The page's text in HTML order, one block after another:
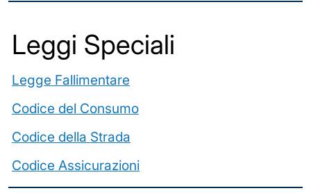
Leggi Speciali
Legge Fallimentare
Codice del Consumo
Codice della Strada
Codice Assicurazioni